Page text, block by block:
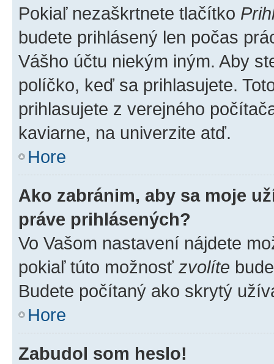
Pokiaľ nezaškrtnete tlačítko
budete prihlásený len počas
Vášho účtu niekým iným. Aby
políčko, keď sa prihlasujete.
prihlasujete z verejného
kaviarne, na univerzite atď.
Hore
Ako zabránim, aby sa moje
práve prihlásených?
Vo Vašom nastavení nájdete
pokiaľ túto možnosť zvolíte
Budete počítaný ako skrytý
Hore
Zabudol som heslo!